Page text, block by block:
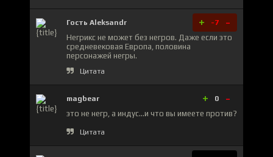
Гость Aleksandr + -7 -
Негрикс не может без негров. Даже если это
средневековая Европа, половина
персонажей негры.
Цитата
magbear + 0 -
это не негр, а индус...и что вы имеете против?
Цитата